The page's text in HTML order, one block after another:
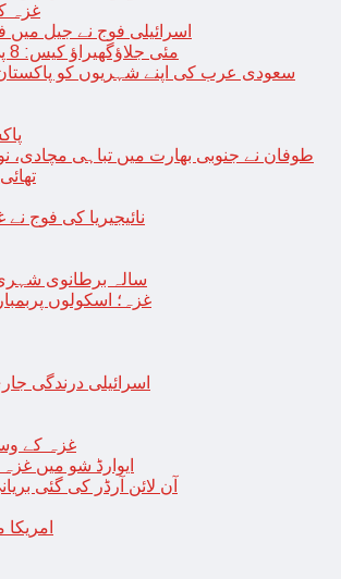
غزہ
< > اسرائیلی فوج نے جیل
9 مئی جلاؤگھیراؤ کیس: 8 پی ٹی آئی رہنماؤں کے ناقابل ضمانت وارنٹ گرفتاری جاری
سعودی عرب کی اپنے شہریوں کو پاکستان سمیت 25 ممالک جانے سے اجتناب
طوفان نے جنوبی بھارت میں تباہی مچادی،
نائیجیریا کی فوج نے
19 سالہ برطانوی
غزہ؛ اسکولوں پربمباری سے50 شہید، درجنوں اسرائیلی
اسرائیلی درندگی
غزہ کے
“ایوارڈ شو میں
آن لائن آرڈر کی گئی
امریکا میں